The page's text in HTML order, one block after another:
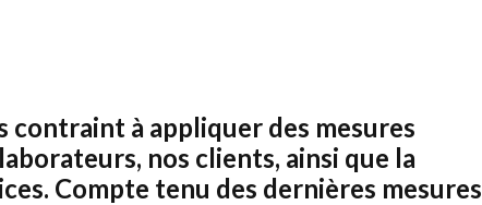
contraint à appliquer des mesures
nos clients, ainsi que la
Compte tenu des dernières mesures